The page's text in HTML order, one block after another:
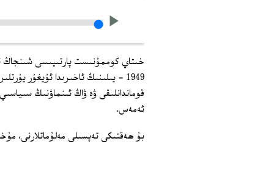
1949 - يىلىنىڭ ئاخىرىدا ئۇيغۇر
ئەمەس.
بۇ ھەقتىكى تەپسىلى مەلۇماتلارنى،